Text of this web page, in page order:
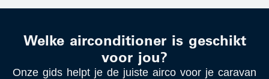
Welke airconditioner is geschikt
voor jou?
Onze gids helpt je de juiste airco voor je caravan